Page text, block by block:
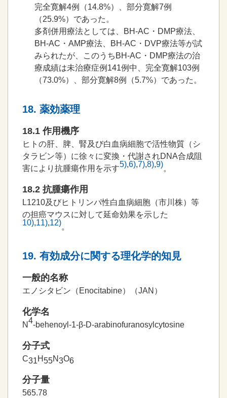
完全寛解4例（14.8%）、部分寛解7例
（25.9%）であった。
多剤併用療法としては、BH-AC・DMP療法、
BH-AC・AMP療法、BH-AC・DVP療法等が試
みられたが、このうちBH-AC・DMP療法の治
療成績は未治療症例141例中、完全寛解103例
（73.0%）、部分寛解8例（5.7%）であった。
18. 薬効薬理
18.1 作用機序
ヒトの肝、脾、腎及び白血病細胞で活性物質（シ
タラビン等）に徐々に変換・代謝されDNA合成阻
害により抗腫瘍作用を示す5),6),7),8),9)。
18.2 抗腫瘍作用
L1210及びヒトリンパ性白血病細胞（市川株）等
の担癌マウスに対して延命効果を示した
10),11),12)。
19. 有効成分に関する理化学的知見
一般的名称
エノシタビン（Enocitabine）（JAN）
化学名
N4-behenoyl-1-β-D-arabinofuranosylcytosine
分子式
C31H55N3O6
分子量
565.78